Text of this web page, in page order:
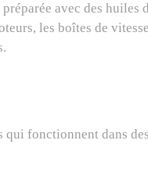
avec des
les boîtes de
fonctionnent dans